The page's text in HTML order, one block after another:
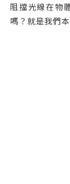
阻擋光線在物
嗎？就是我們